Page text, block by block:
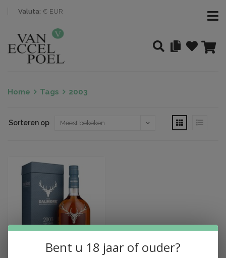
Valuta: € EUR
Home Tags 2003
Sorteren op
Bent u 18 jaar of ouder?